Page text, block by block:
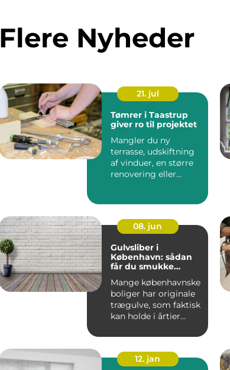
Flere Nyheder
21. jul
Tømrer i Taastrup
giver ro til projektet
Mangler du ny
terrasse, udskiftning
af vinduer, en større
renovering eller
08. jun
Gulvsliber i
København: sådan
får du smukke
Mange københavnske
boliger har originale
trægulve, som faktisk
kan holde i årtier...
12. jan